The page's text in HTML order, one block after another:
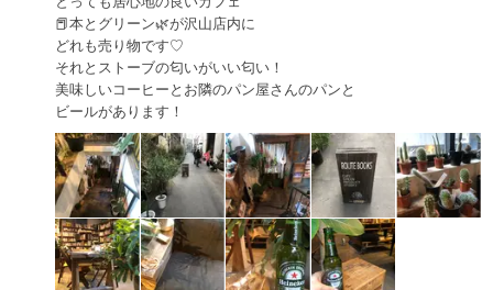
📕本とグリーン🌿が沢山店内に
どれも売り物です♡
それとストーブの匂いがいい匂い！
美味しいコーヒーとお隣のパン屋さんのパンと
ビールがあります！